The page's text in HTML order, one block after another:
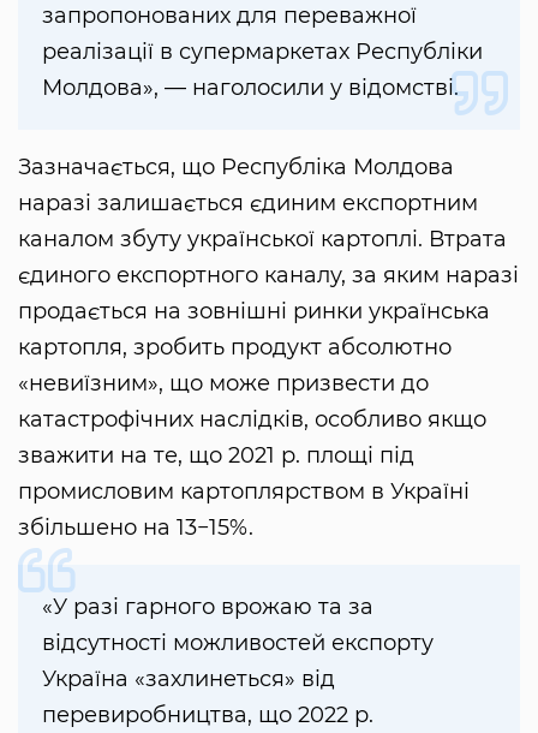
запропонованих для переважної
реалізації в супермаркетах Республіки
Молдова», — наголосили у відомстві.
Зазначається, що Республіка Молдова
наразі залишається єдиним експортним
каналом збуту української картоплі. Втрата
єдиного експортного каналу, за яким наразі
продається на зовнішні ринки українська
картопля, зробить продукт абсолютно
«невиїзним», що може призвести до
катастрофічних наслідків, особливо якщо
зважити на те, що 2021 р. площі під
промисловим картоплярством в Україні
збільшено на 13−15%.
«У разі гарного врожаю та за
відсутності можливостей експорту
Україна «захлинеться» від
перевиробництва, що 2022 р.